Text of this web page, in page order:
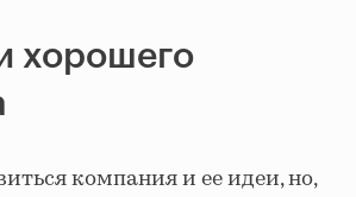
хорошего
компания и ее идеи, но,